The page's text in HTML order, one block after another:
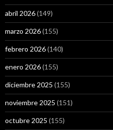
abril 2026(149)
marzo 2026(155)
febrero 2026(140)
enero 2026(155)
diciembre 2025 (155)
noviembre 2025 (151)
octubre 2025 (155)